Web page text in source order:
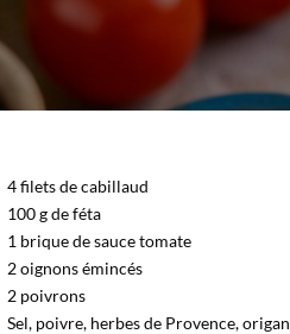
4 filets de cabillaud
100 g de féta
1 brique de sauce tomate
2 oignons émincés
2 poivrons
Sel, poivre, herbes de Provence, origan